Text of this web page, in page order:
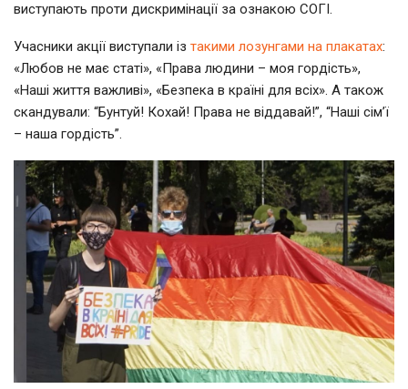
виступають проти дискримінації за ознакою СОГІ.
Учасники акції виступали із такими лозунгами на плакатах:
«Любов не має статі», «Права людини – моя гордість»,
«Наші життя важливі», «Безпека в країні для всіх». А також
скандували: “Бунтуй! Кохай! Права не віддавай!”, “Наші сім’ї
– наша гордість”.